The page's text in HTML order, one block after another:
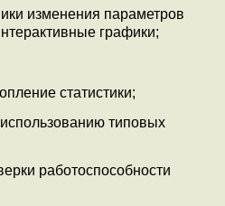
изменения параметров
графики;
статистики;
типовых
работоспособности